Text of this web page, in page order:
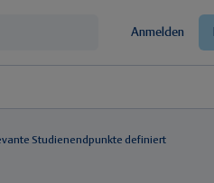
Anmelden
Studienendpunkte definiert